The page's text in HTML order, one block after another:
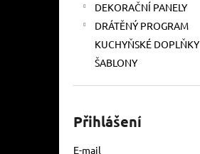
DEKORAČNÍ PANELY
DRÁTĚNÝ PROGRAM
KUCHYŇSKÉ DOPLŇKY
ŠABLONY
Přihlášení
E-mail